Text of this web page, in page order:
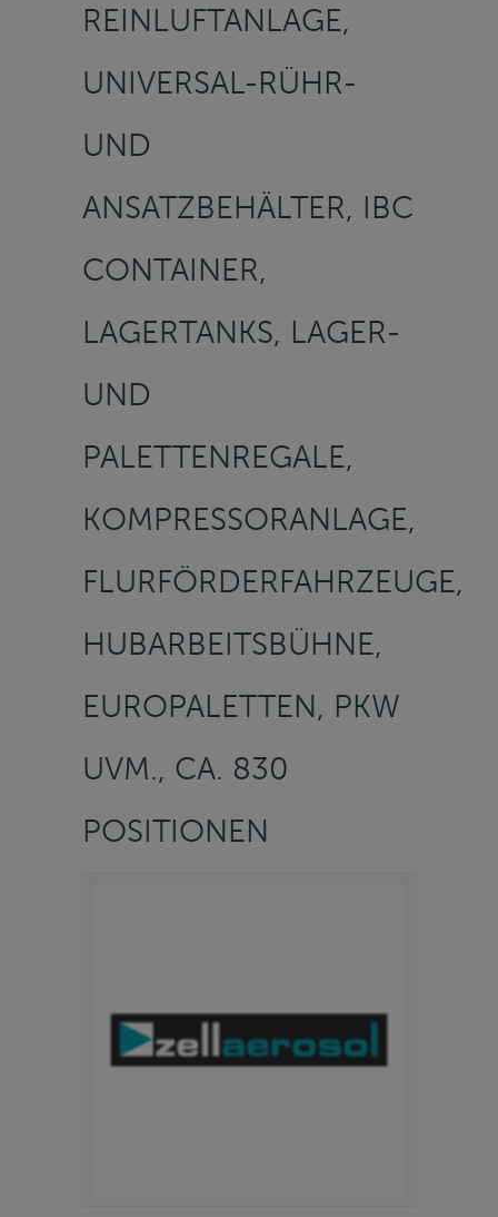
REINLUFTANLAGE,
UNIVERSAL-RÜHR-
UND
ANSATZBEHÄLTER, IBC
CONTAINER,
LAGERTANKS, LAGER-
UND
PALETTENREGALE,
KOMPRESSORANLAGE,
FLURFÖRDERFAHRZEUGE,
HUBARBEITSBÜHNE,
EUROPALETTEN, PKW
UVM., CA. 830
POSITIONEN